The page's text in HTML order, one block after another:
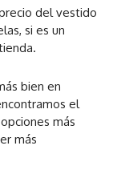
del vestido
si es un
bien en
el
más
más